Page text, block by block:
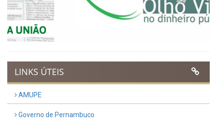
UTILIDADE PÚBLICA
Previous Next